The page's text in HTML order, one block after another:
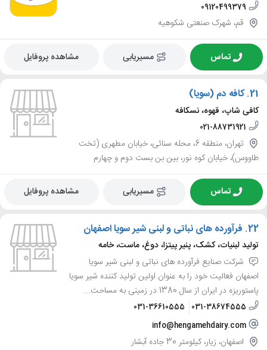
09120499379
قم، شهرک صنعتی شکوهیه
تماس مسیریابی مشاهده پروفایل
21. کافه دم (سویا)
کافی شاپ، قهوه، نسکافه
021-88731921
تهران، منطقه 6، محله سنائی، خیابان مطهری (تخت
طاووس)، خیابان کوه نور، بین بن بست دوم و چهارم
تماس مسیریابی مشاهده پروفایل
22. فرآورده های نباتی و لبنی شیر سویا اصفهان
تولید لبنیات، کشک، پنیر پیتزا، دوغ، ماست، خامه
شرکت صنایع فرآورده های نباتی و لبنی شیر سویا
اصفهان فعالیت خود را به عنوان اولین تولید کننده شیر سویا
پاستوریزه در ایران از سال 1380 در زمینی به مساحت...
031-38674555
031-36610555
info@hengamehdairy.com
اصفهان، زیار، کیلومتر 30 جاده آبشار